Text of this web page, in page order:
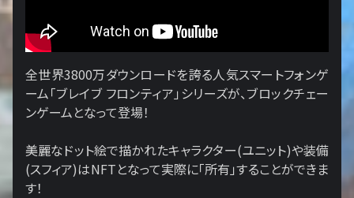
全世界3800万ダウンロードを誇る人気スマートフォンゲ
ーム「ブレイブ フロンティア」シリーズが、ブロックチェー
ンゲームとなって登場！
美麗なドット絵で描かれたキャラクター(ユニット)や装備
(スフィア)はNFTとなって実際に「所有」することができま
す！